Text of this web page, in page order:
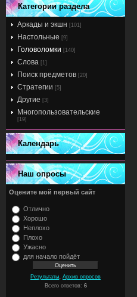
Категории раздела
Аркады и экшн [101]
Настольные [9]
Головоломки [140]
Слова [1]
Поиск предметов [20]
Стратегии [5]
Другие [3]
Многопользовательские
[19]
Календарь
Наш опросы
Оцените мой первый сайт
Отлично
Хорошо
Неплохо
Плохо
Ужасно
для начало пойдёт
Результаты Архив опросов
Всего ответов: 6